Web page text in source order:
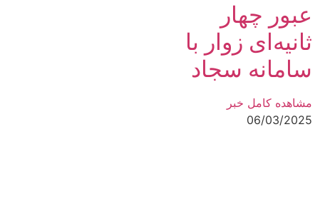
عبور چهار
ثانیه‌ای زوار با
سامانه سجاد
مشاهده کامل خبر
06/03/2025